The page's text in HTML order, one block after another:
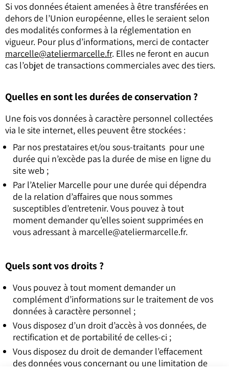
Si vos données étaient amenées à être transférées en
dehors de l’Union européenne, elles le seraient selon
des modalités conformes à la réglementation en
vigueur. Pour plus d’informations, merci de contacter
marcelle@ateliermarcelle.fr. Elles ne feront en aucun
cas l’objet de transactions commerciales avec des tiers.
Quelles en sont les durées de conservation ?
Une fois vos données à caractère personnel collectées
via le site internet, elles peuvent être stockées :
Par nos prestataires et/ou sous-traitants pour une
durée qui n’excède pas la durée de mise en ligne du
site web ;
Par l’Atelier Marcelle pour une durée qui dépendra
de la relation d’affaires que nous sommes
susceptibles d’entretenir. Vous pouvez à tout
moment demander qu’elles soient supprimées en
vous adressant à marcelle@ateliermarcelle.fr.
Quels sont vos droits ?
Vous pouvez à tout moment demander un
complément d’informations sur le traitement de vos
données à caractère personnel ;
Vous disposez d’un droit d’accès à vos données, de
rectification et de portabilité de celles-ci ;
Vous disposez du droit de demander l’effacement
des données vous concernant ou une limitation de